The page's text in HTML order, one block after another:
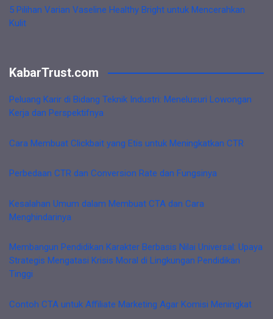
5 Pilihan Varian Vaseline Healthy Bright untuk Mencerahkan
Kulit
KabarTrust.com
Peluang Karir di Bidang Teknik Industri: Menelusuri Lowongan
Kerja dan Perspektifnya
Cara Membuat Clickbait yang Etis untuk Meningkatkan CTR
Perbedaan CTR dan Conversion Rate dan Fungsinya
Kesalahan Umum dalam Membuat CTA dan Cara
Menghindarinya
Membangun Pendidikan Karakter Berbasis Nilai Universal: Upaya
Strategis Mengatasi Krisis Moral di Lingkungan Pendidikan
Tinggi
Contoh CTA untuk Affiliate Marketing Agar Komisi Meningkat